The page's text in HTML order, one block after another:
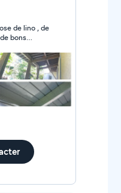
propose
: offrir
respect des
clients dans
des travaux
de lino , de
bons